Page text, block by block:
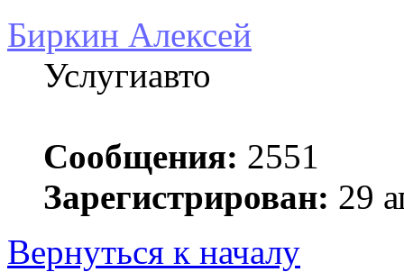
Биркин Алексей
Услугиавто
Сообщения: 2551
Зарегистрирован: 29
Вернуться к началу